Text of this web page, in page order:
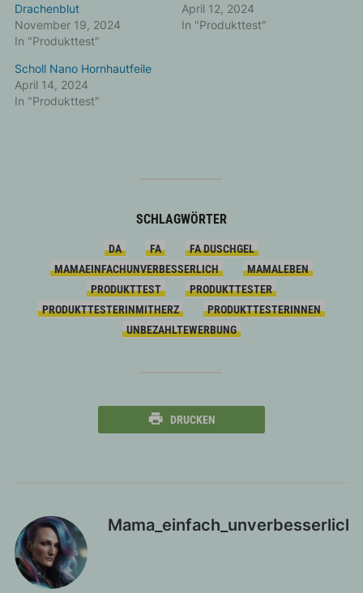
Drachenblut
November 19, 2024
In "Produkttest"
April 12, 2024
In "Produkttest"
Scholl Nano Hornhautfeile
April 14, 2024
In "Produkttest"
SCHLAGWÖRTER
DA FA
FA DUSCHGEL
MAMAEINFACHUNVERBESSERLICH
MAMALEBEN
PRODUKTTEST
PRODUKTTESTER
PRODUKTTESTERINMITHERZ
PRODUKTTESTERINNEN
UNBEZAHLTEWERBUNG
DRUCKEN
Mama_einfach_unverbesserlich